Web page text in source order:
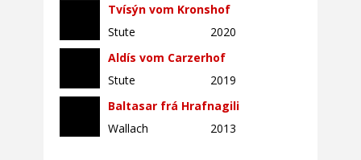
Tvísýn vom Kronshof
Stute
2020
Aldís vom Carzerhof
Stute
2019
Baltasar frá Hrafnagili
Wallach
2013